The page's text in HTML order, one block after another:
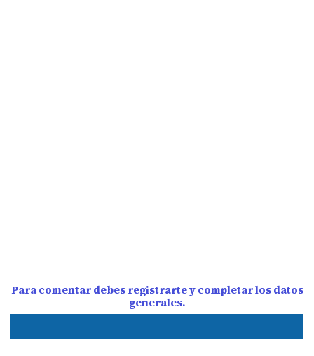
Para comentar debes registrarte y completar los datos
generales.